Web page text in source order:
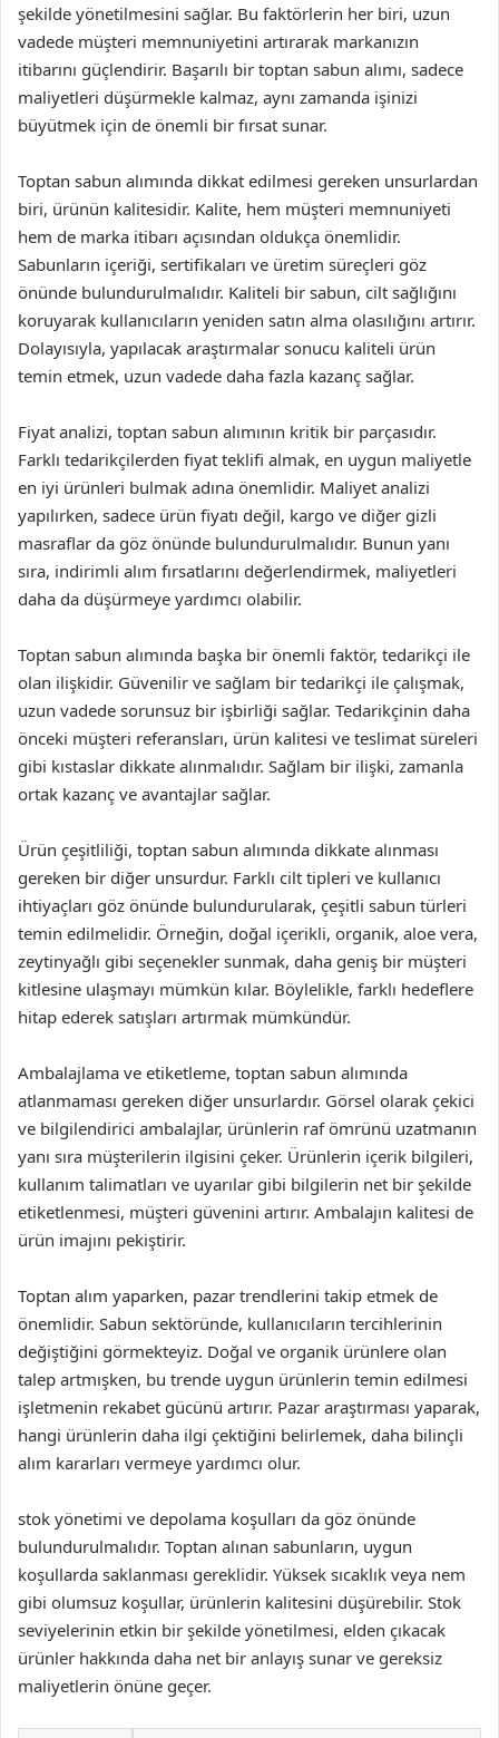
şekilde yönetilmesini sağlar. Bu faktörlerin her biri, uzun
vadede müşteri memnuniyetini artırarak markanızın
itibarını güçlendirir. Başarılı bir toptan sabun alımı, sadece
maliyetleri düşürmekle kalmaz, aynı zamanda işinizi
büyütmek için de önemli bir fırsat sunar.
Toptan sabun alımında dikkat edilmesi gereken unsurlardan
biri, ürünün kalitesidir. Kalite, hem müşteri memnuniyeti
hem de marka itibarı açısından oldukça önemlidir.
Sabunların içeriği, sertifikaları ve üretim süreçleri göz
önünde bulundurulmalıdır. Kaliteli bir sabun, cilt sağlığını
koruyarak kullanıcıların yeniden satın alma olasılığını artırır.
Dolayısıyla, yapılacak araştırmalar sonucu kaliteli ürün
temin etmek, uzun vadede daha fazla kazanç sağlar.
Fiyat analizi, toptan sabun alımının kritik bir parçasıdır.
Farklı tedarikçilerden fiyat teklifi almak, en uygun maliyetle
en iyi ürünleri bulmak adına önemlidir. Maliyet analizi
yapılırken, sadece ürün fiyatı değil, kargo ve diğer gizli
masraflar da göz önünde bulundurulmalıdır. Bunun yanı
sıra, indirimli alım fırsatlarını değerlendirmek, maliyetleri
daha da düşürmeye yardımcı olabilir.
Toptan sabun alımında başka bir önemli faktör, tedarikçi ile
olan ilişkidir. Güvenilir ve sağlam bir tedarikçi ile çalışmak,
uzun vadede sorunsuz bir işbirliği sağlar. Tedarikçinin daha
önceki müşteri referansları, ürün kalitesi ve teslimat süreleri
gibi kıstaslar dikkate alınmalıdır. Sağlam bir ilişki, zamanla
ortak kazanç ve avantajlar sağlar.
Ürün çeşitliliği, toptan sabun alımında dikkate alınması
gereken bir diğer unsurdur. Farklı cilt tipleri ve kullanıcı
ihtiyaçları göz önünde bulundurularak, çeşitli sabun türleri
temin edilmelidir. Örneğin, doğal içerikli, organik, aloe vera,
zeytinyağlı gibi seçenekler sunmak, daha geniş bir müşteri
kitlesine ulaşmayı mümkün kılar. Böylelikle, farklı hedeflere
hitap ederek satışları artırmak mümkündür.
Ambalajlama ve etiketleme, toptan sabun alımında
atlanmaması gereken diğer unsurlardır. Görsel olarak çekici
ve bilgilendirici ambalajlar, ürünlerin raf ömrünü uzatmanın
yanı sıra müşterilerin ilgisini çeker. Ürünlerin içerik bilgileri,
kullanım talimatları ve uyarılar gibi bilgilerin net bir şekilde
etiketlenmesi, müşteri güvenini artırır. Ambalajın kalitesi de
ürün imajını pekiştirir.
Toptan alım yaparken, pazar trendlerini takip etmek de
önemlidir. Sabun sektöründe, kullanıcıların tercihlerinin
değiştiğini görmekteyiz. Doğal ve organik ürünlere olan
talep artmışken, bu trende uygun ürünlerin temin edilmesi
işletmenin rekabet gücünü artırır. Pazar araştırması yaparak,
hangi ürünlerin daha ilgi çektiğini belirlemek, daha bilinçli
alım kararları vermeye yardımcı olur.
stok yönetimi ve depolama koşulları da göz önünde
bulundurulmalıdır. Toptan alınan sabunların, uygun
koşullarda saklanması gereklidir. Yüksek sıcaklık veya nem
gibi olumsuz koşullar, ürünlerin kalitesini düşürebilir. Stok
seviyelerinin etkin bir şekilde yönetilmesi, elden çıkacak
ürünler hakkında daha net bir anlayış sunar ve gereksiz
maliyetlerin önüne geçer.